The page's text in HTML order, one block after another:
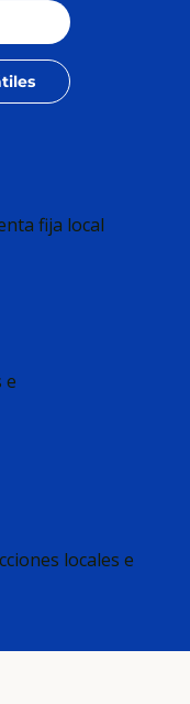
fija local
e
locales e